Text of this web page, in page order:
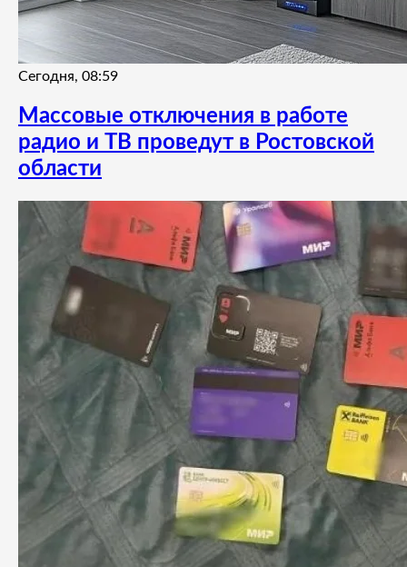
Сегодня, 08:59
Массовые отключения в работе
радио и ТВ проведут в Ростовской
области